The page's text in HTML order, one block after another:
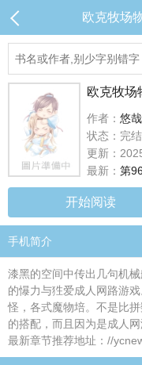
欧克牧场
欧克牧场
作者： 悠
状态：完结
更新：
最新： 第
开始阅读
手机简介
漆黑的空间中传出几句机
的懪力与狌爱成人网路游
怪，各式魔物培。不是比
的搭配，而且因为是成人
最新章节推荐地址：//